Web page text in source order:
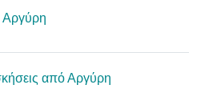
Αργύρη
από Αργύρη